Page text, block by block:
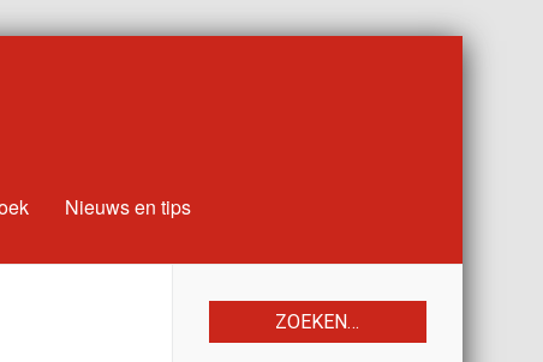
Nieuws en tips
ZOEKEN…